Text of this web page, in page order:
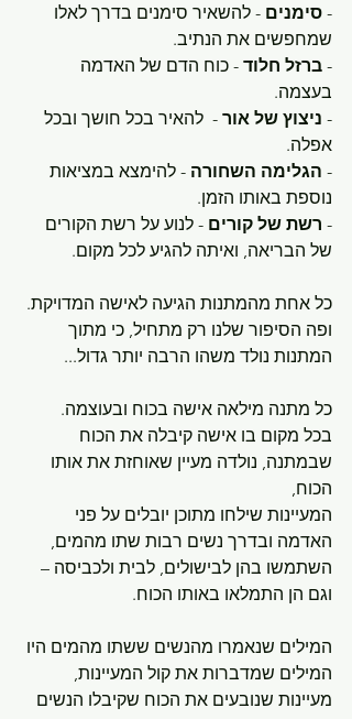
- סימנים - להשאיר סימנים בדרך לאלו
שמחפשים את הנתיב.
- ברזל חלוד - כוח הדם של האדמה
בעצמה.
- ניצוץ של אור -  להאיר בכל חושך ובכל
אפלה.
- הגלימה השחורה - להימצא במציאות
נוספת באותו הזמן.
- רשת של קורים - לנוע על רשת הקורים
של הבריאה, ואיתה להגיע לכל מקום.
כל אחת מהמתנות הגיעה לאישה המדויקת.
ופה הסיפור שלנו רק מתחיל, כי מתוך
המתנות נולד משהו הרבה יותר גדול...
כל מתנה מילאה אישה בכוח ובעוצמה.
בכל מקום בו אישה קיבלה את הכוח
שבמתנה, נולדה מעיין שאוחזת את אותו
הכוח,
המעיינות שילחו מתוכן יובלים על פני
האדמה ובדרך נשים רבות שתו מהמים,
השתמשו בהן לבישולים, לבית ולכביסה –
וגם הן התמלאו באותו הכוח.
המילים שנאמרו מהנשים ששתו מהמים היו
המילים שמדברות את קול המעיינות,
מעיינות שנובעים את הכוח שקיבלו הנשים